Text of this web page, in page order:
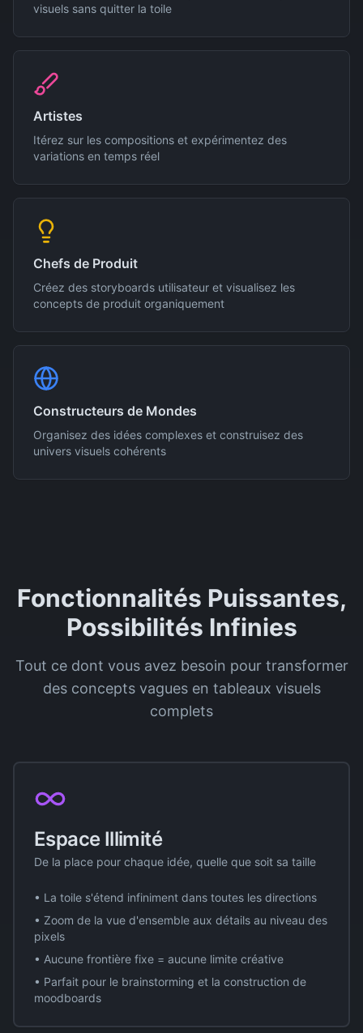
visuels sans quitter la toile
Artistes
Itérez sur les compositions et expérimentez des
variations en temps réel
Chefs de Produit
Créez des storyboards utilisateur et visualisez les
concepts de produit organiquement
Constructeurs de Mondes
Organisez des idées complexes et construisez des
univers visuels cohérents
Fonctionnalités Puissantes,
Possibilités Infinies
Tout ce dont vous avez besoin pour transformer
des concepts vagues en tableaux visuels
complets
Espace Illimité
De la place pour chaque idée, quelle que soit sa taille
• La toile s'étend infiniment dans toutes les directions
• Zoom de la vue d'ensemble aux détails au niveau des
pixels
• Aucune frontière fixe = aucune limite créative
• Parfait pour le brainstorming et la construction de
moodboards